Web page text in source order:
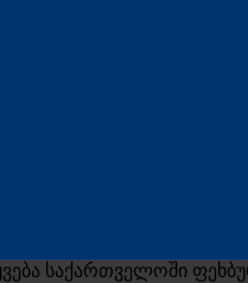
საქართველოში